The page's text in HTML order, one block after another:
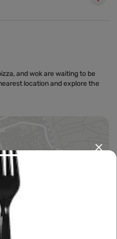
and wok are waiting to be
location and explore the
OpenMapTiles